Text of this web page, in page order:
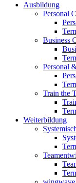
Ausbildung
Personal
Business
Personal
Train the
Weiterbildung